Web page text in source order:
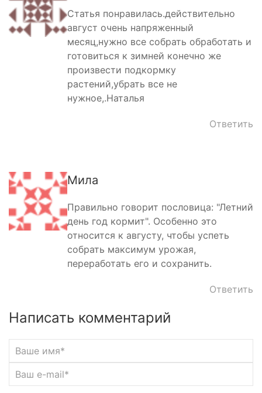
Статья понравилась.действительно
август очень напряженный
месяц,нужно все собрать обработать и
готовиться к зимней конечно же
произвести подкормку
растений,убрать все не
нужное,.Наталья
Ответить
Мила
Правильно говорит пословица: "Летний
день год кормит". Особенно это
относится к августу, чтобы успеть
собрать максимум урожая,
переработать его и сохранить.
Ответить
Написать комментарий